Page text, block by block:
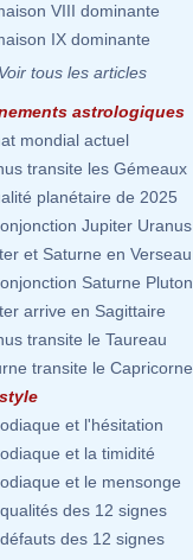
VIII dominante
IX dominante
Voir tous les articles
astrologiques
mondial actuel
transite les Gémeaux
planétaire de 2025
Jupiter Uranus
et Saturne en Verseau
Saturne Pluton
arrive en Sagittaire
transite le Taureau
transite le Capricorne
et l'hésitation
et la timidité
et le mensonge
des 12 signes
des 12 signes